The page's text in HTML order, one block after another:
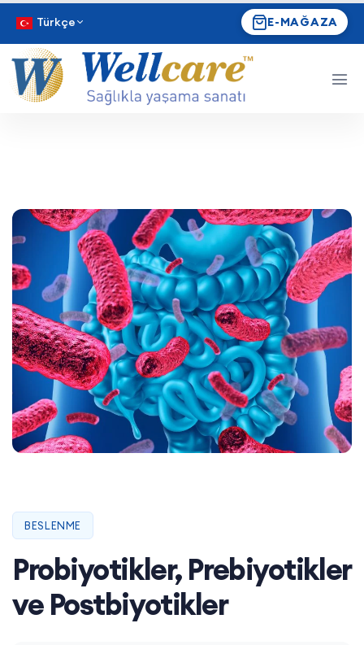
Türkçe E-MAĞAZA
BESLENME
Probiyotikler, Prebiyotikler
ve Postbiyotikler